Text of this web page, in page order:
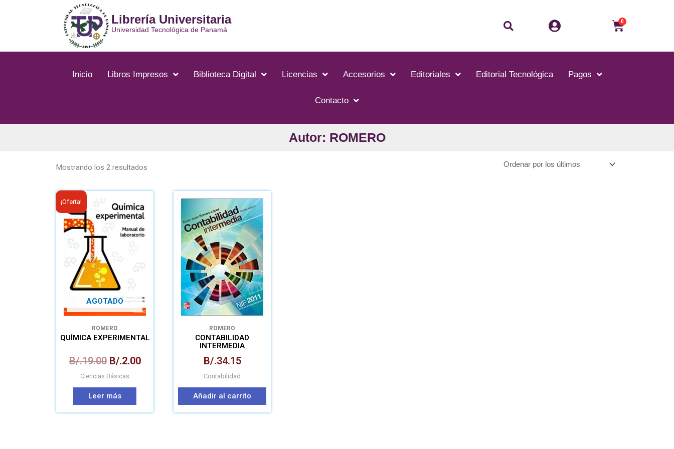
Librería Universitaria
Universidad Tecnológica de Panamá Buscar 0Carrito
Inicio Libros Impresos Biblioteca Digital Licencias Accesorios Editoriales Editorial Tecnológica Pagos
Contacto
Autor: ROMERO
Mostrando los 2 resultados
¡Oferta!
AGOTADO
ROMERO
QUÍMICA EXPERIMENTAL
B/.19.00
precio
original
era:
B/.19.00.
B/.2.00
precio
actual
es:
Ciencias Básicas
Leer más
ROMERO
CONTABILIDAD
INTERMEDIA
B/.34.15
Contabilidad
Añadir al carrito